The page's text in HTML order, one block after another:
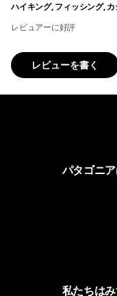
ハイキング, フィッシング,
レビュアーに好評
レビューを書く
パタゴニ
私たちは